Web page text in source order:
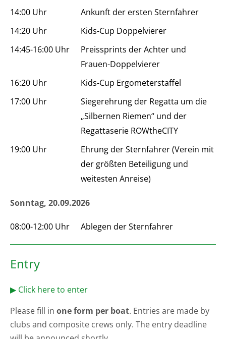
14:00 Uhr
Ankunft der ersten Sternfahrer
14:20 Uhr
Kids-Cup Doppelvierer
14:45-16:00 Uhr
Preissprints der Achter und
Frauen-Doppelvierer
16:20 Uhr
Kids-Cup Ergometerstaffel
17:00 Uhr
Siegerehrung der Regatta um die
„Silbernen Riemen“ und der
Regattaserie ROWtheCITY
19:00 Uhr
Ehrung der Sternfahrer (Verein mit
der größten Beteiligung und
weitesten Anreise)
Sonntag, 20.09.2026
08:00-12:00 Uhr Ablegen der Sternfahrer
Entry
▶ Click here to enter
Please fill in one form per boat. Entries are made by
clubs and composite crews only. The entry deadline